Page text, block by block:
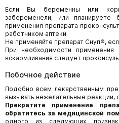
Если Вы беременны или
забеременели, или планируете
применения препарата
работником аптеки.
Не применяйте препарат Снуп®,
При необходимости
вскармливания следует
Побочное действие
Подобно всем лекарственным
вызывать нежелательные реакции,
Прекратите применение
обратитесь за медицинской
одного из следующих